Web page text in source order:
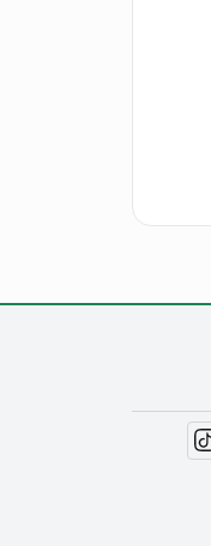
opens
opens in new
opens in new window